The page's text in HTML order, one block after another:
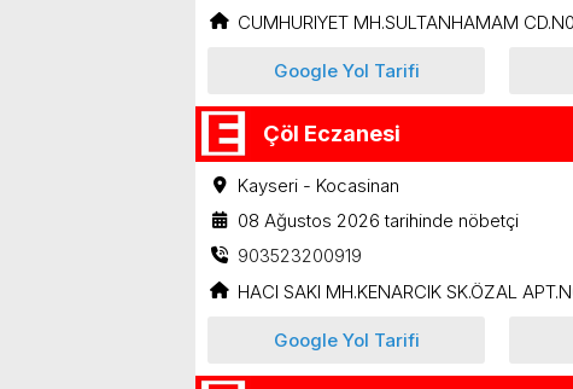
CUMHURIYET MH.SULTANHAMAM
Google Yol Tarifi
Çöl Eczanesi
Kayseri - Kocasinan
08 Ağustos 2026 tarihinde nöbetçi
903523200919
HACI SAKI MH.KENARCIK SK.ÖZAL
Google Yol Tarifi